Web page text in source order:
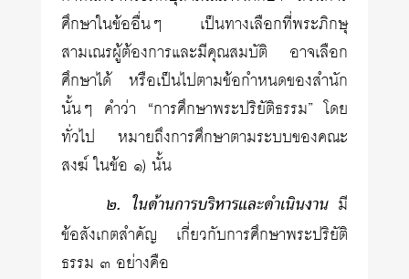
ศึกษาในข้ออื่นๆ เป็นทางเลือกที่พระภิกษุ
สามเณรผู้ต้องการและมีคุณสมบัติ อาจเลือก
ศึกษาได้ หรือเป็นไปตามข้อกำหนดของสำนัก
นั้นๆ คำว่า “การศึกษาพระปริยัติธรรม” โดย
ทั่วไป หมายถึงการศึกษาตามระบบของคณะ
สงฆ์ ในข้อ ๑) นั้น
๒. ในด้านการบริหารและดำเนินงานมี
ข้อสังเกตสำคัญ เกี่ยวกับการศึกษาพระปริยัติ
ธรรม ๓ อย่างคือ